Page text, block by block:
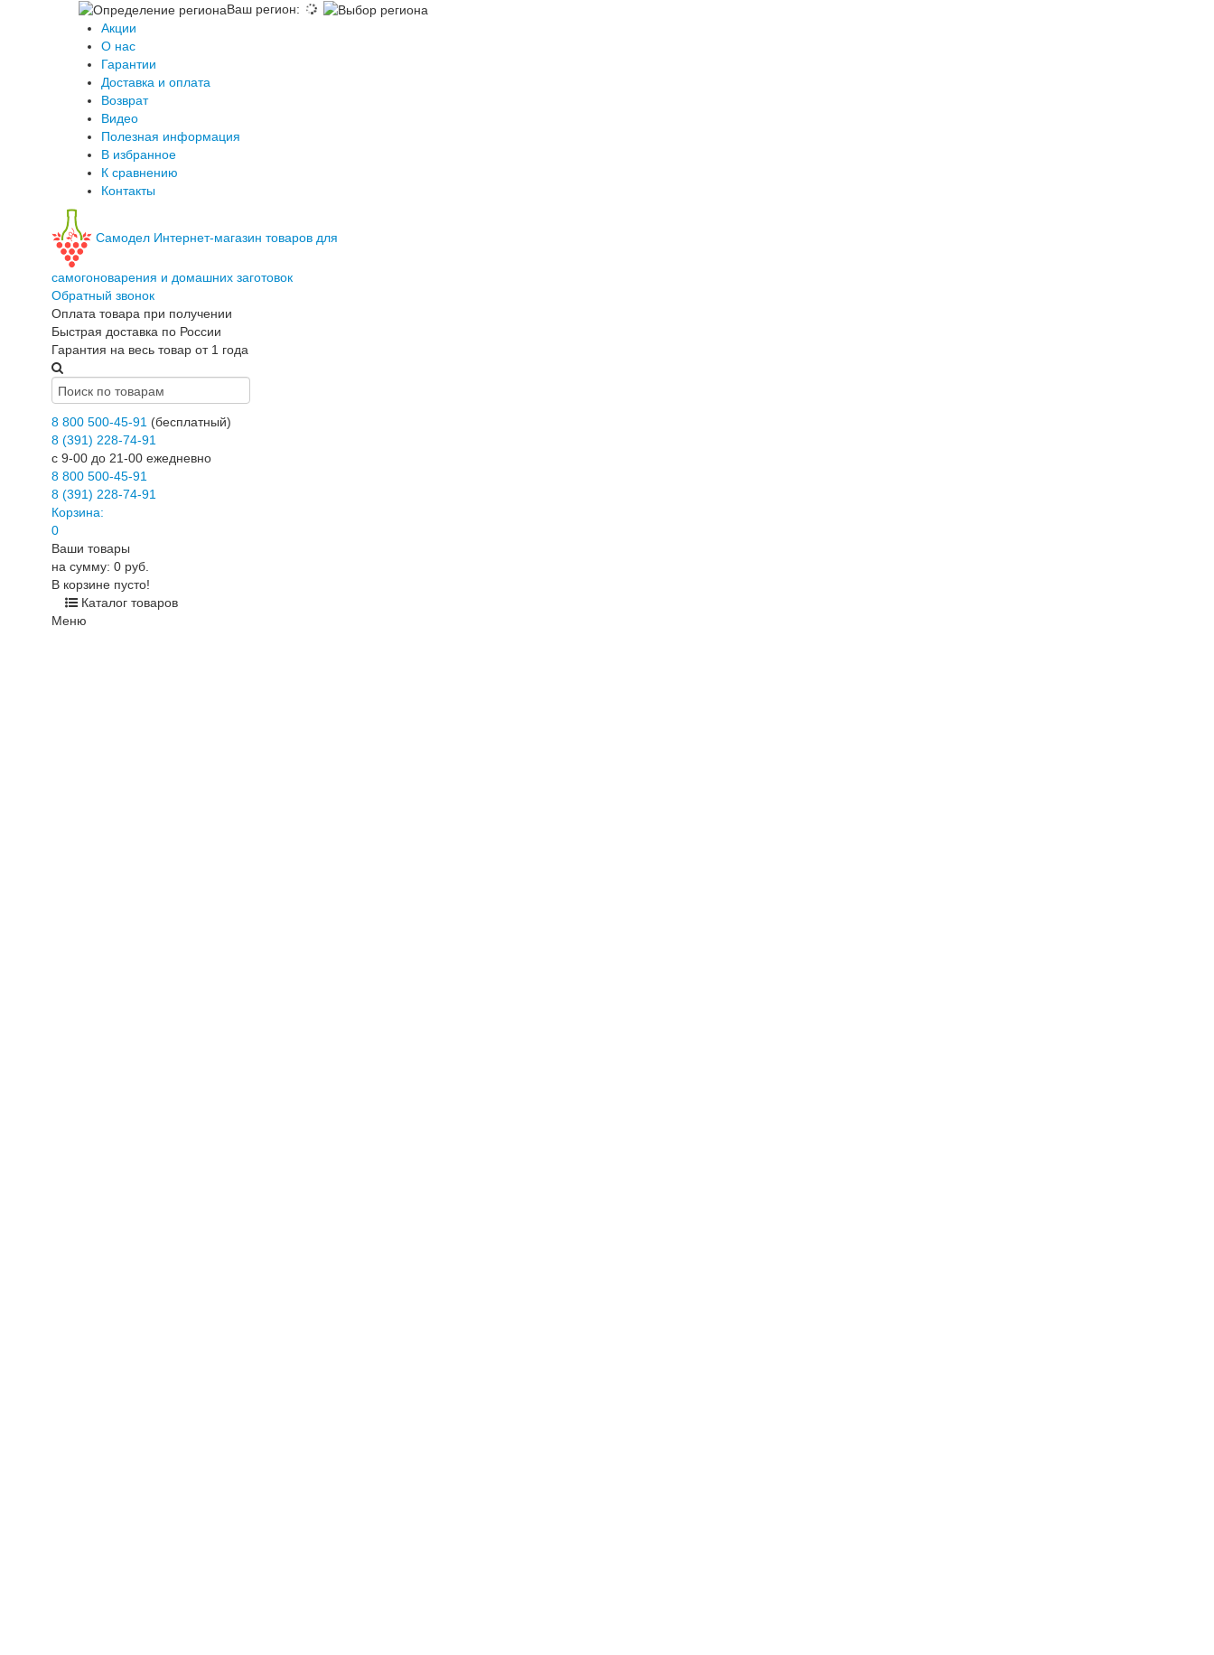
Ваш регион:
Акции
О нас
Гарантии
Доставка и оплата
Возврат
Видео
Полезная информация
В избранное
К сравнению
Контакты
Самодел Интернет-магазин товаров для
самогоноварения и домашних заготовок
Обратный звонок
Оплата товара при получении
Быстрая доставка по России
Гарантия на весь товар от 1 года
8 800 500-45-91 (бесплатный)
8 (391) 228-74-91
c 9-00 до 21-00 ежедневно
8 800 500-45-91
8 (391) 228-74-91
Корзина:
0
Ваши товары
на сумму: 0 руб.
В корзине пусто!
Каталог товаров
Меню